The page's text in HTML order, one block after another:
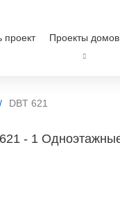
проект Проекты домов
DBT 621